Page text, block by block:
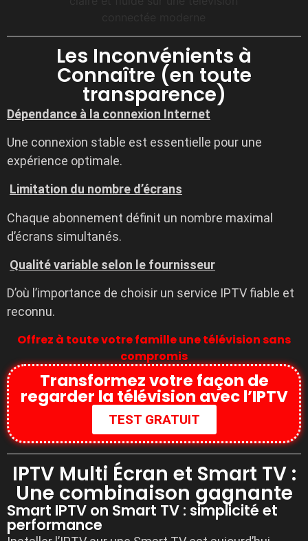
Les Inconvénients à
Connaître (en toute
transparence)
Dépendance à la connexion Internet
Une connexion stable est essentielle pour une
expérience optimale.
Limitation du nombre d’écrans
Chaque abonnement définit un nombre maximal
d’écrans simultanés.
Qualité variable selon le fournisseur
D’où l’importance de choisir un service IPTV fiable et
reconnu.
Offrez à toute votre famille une télévision sans
compromis
Transformez votre façon de
regarder la télévision avec l’IPTV
TEST GRATUIT
IPTV Multi Écran et Smart TV :
Une combinaison gagnante
Smart IPTV on Smart TV : simplicité et
performance